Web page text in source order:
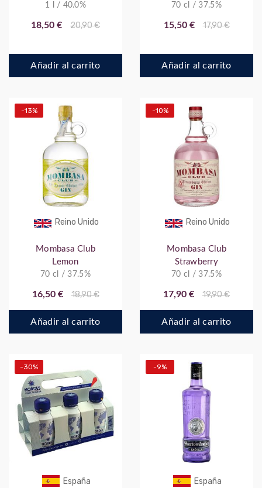
1 l / 40.0%
18,50 € 20,90 €
Añadir al carrito
70 cl / 37.5%
15,50 € 17,90 €
Añadir al carrito
Reino Unido
-13%
Mombasa Club
Lemon
70 cl / 37.5%
16,50 € 18,90 €
Añadir al carrito
Reino Unido
-10%
Mombasa Club
Strawberry
70 cl / 37.5%
17,90 € 19,90 €
Añadir al carrito
España
-30%
España
-9%